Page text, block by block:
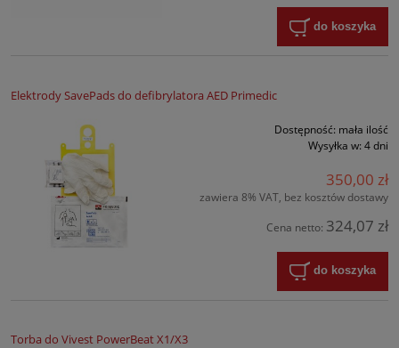
do koszyka
Elektrody SavePads do defibrylatora AED Primedic
Dostępność: mała ilość
Wysyłka w: 4 dni
350,00 zł
zawiera 8% VAT, bez kosztów dostawy
Cena netto: 324,07 zł
do koszyka
Torba do Vivest PowerBeat X1/X3